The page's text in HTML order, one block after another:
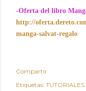
-Oferta del libro
http://
manga-salvat-regalo
Compartir
Etiquetas: TUTORIALES